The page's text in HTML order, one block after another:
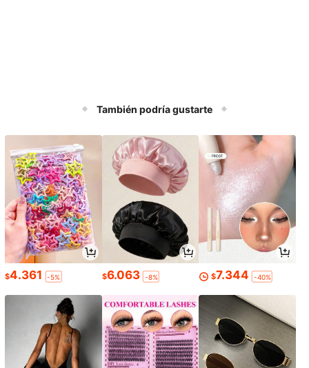
También podría gustarte
$4.361 -5% $6.063 -8% $7.344 -40%